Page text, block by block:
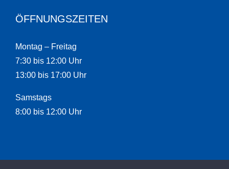
ÖFFNUNGSZEITEN
Montag – Freitag
7:30 bis 12:00 Uhr
13:00 bis 17:00 Uhr
Samstags
8:00 bis 12:00 Uhr